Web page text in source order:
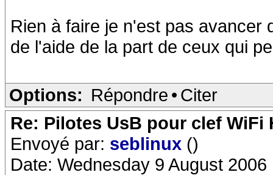
Rien à faire je n'est pas avancer
de l'aide de la part de ceux qui
Options: Répondre • Citer
Re: Pilotes UsB pour clef WiFi
Envoyé par: seblinux ()
Date: Wednesday 9 August 2006